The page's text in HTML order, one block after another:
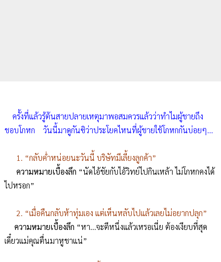
ครั้งที่แล้วรู้ต้นสายปลายเหตุมาพอสมควรแล้วว่าทำไมผู้ชายถึง
ชอบโกหก วันนี้มาดูกันซิว่าประโยคไหนที่ผู้ชายใช้โกหกกันบ่อยๆ...
1. “กลับค่ำหน่อยนะวันนี้ บริษัทมีเลี้ยงลูกค้า”
ความหมายเบื้องลึก “นัดไอ้ชัยกับไอ้วิทย์ไปกินเหล้า ไม่โกหกคงได้
ไปหรอก”
2. “เมื่อคืนกลับห้าทุ่มเอง แต่เห็นหลับไปแล้วเลยไม่อยากปลุก”
ความหมายเบื้องลึก “หา...จะตีหนึ่งแล้วเหรอเนี่ย ต้องเงียบที่สุด
เดี๋ยวแม่คุณตื่นมาหูชาแน่”